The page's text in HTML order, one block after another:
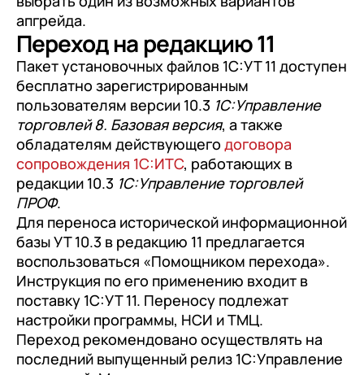
апгрейда.
Переход на редакцию 11
Пакет установочных файлов 1С:УТ 11 доступен
бесплатно зарегистрированным
пользователям версии 10.3 1С:Управление
торговлей 8. Базовая версия, а также
обладателям действующего договора
сопровождения 1С:ИТС, работающих в
редакции 10.3 1С:Управление торговлей
ПРОФ.
Для переноса исторической информационной
базы УТ 10.3 в редакцию 11 предлагается
воспользоваться «Помощником перехода».
Инструкция по его применению входит в
поставку 1С:УТ 11. Переносу подлежат
настройки программы, НСИ и ТМЦ.
Переход рекомендовано осуществлять на
последний выпущенный релиз 1С:Управление